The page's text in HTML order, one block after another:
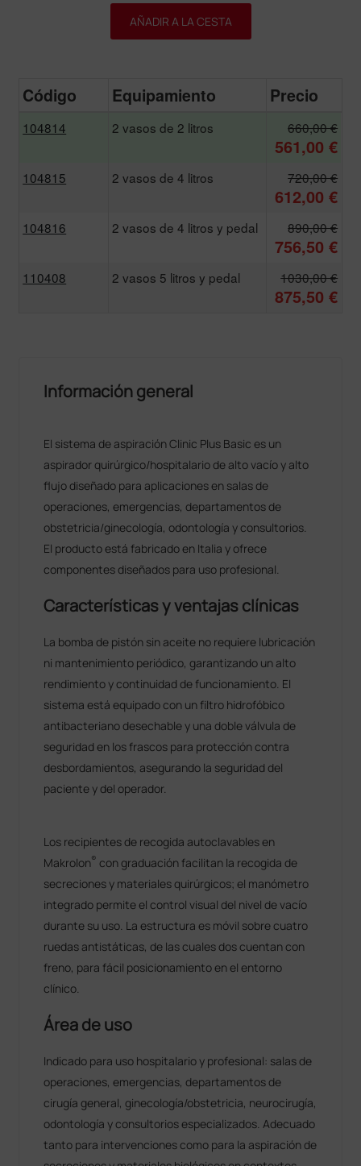
AÑADIR A LA CESTA
Código Equipamiento Precio
104814 2 vasos de 2 litros 660,00 €
561,00 €
104815 2 vasos de 4 litros 720,00 €
612,00 €
104816 2 vasos de 4 litros y pedal 890,00 €
756,50 €
110408 2 vasos 5 litros y pedal 1030,00 €
875,50 €
Información general
El sistema de aspiración Clinic Plus Basic es un
aspirador quirúrgico/hospitalario de alto vacío y alto
flujo diseñado para aplicaciones en salas de
operaciones, emergencias, departamentos de
obstetricia/ginecología, odontología y consultorios.
El producto está fabricado en Italia y ofrece
componentes diseñados para uso profesional.
Características y ventajas clínicas
La bomba de pistón sin aceite no requiere lubricación
ni mantenimiento periódico, garantizando un alto
rendimiento y continuidad de funcionamiento. El
sistema está equipado con un filtro hidrofóbico
antibacteriano desechable y una doble válvula de
seguridad en los frascos para protección contra
desbordamientos, asegurando la seguridad del
paciente y del operador.
Los recipientes de recogida autoclavables en
Makrolon® con graduación facilitan la recogida de
secreciones y materiales quirúrgicos; el manómetro
integrado permite el control visual del nivel de vacío
durante su uso. La estructura es móvil sobre cuatro
ruedas antistáticas, de las cuales dos cuentan con
freno, para fácil posicionamiento en el entorno
clínico.
Área de uso
Indicado para uso hospitalario y profesional: salas de
operaciones, emergencias, departamentos de
cirugía general, ginecología/obstetricia, neurocirugía,
odontología y consultorios especializados. Adecuado
tanto para intervenciones como para la aspiración de